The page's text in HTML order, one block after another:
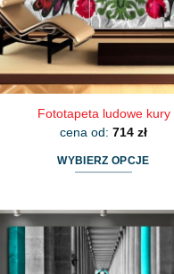
stronie
produktu
Fototapeta ludowe kury
cena od: 714 zł
WYBIERZ OPCJE
ma
wiele
wariantów.